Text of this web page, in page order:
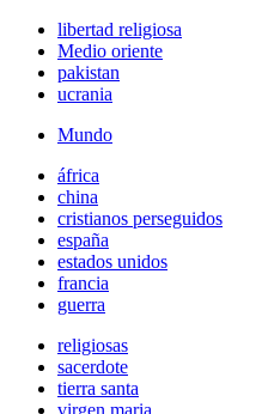
libertad religiosa
Medio oriente
pakistan
ucrania
Mundo
áfrica
china
cristianos perseguidos
españa
estados unidos
francia
guerra
religiosas
sacerdote
tierra santa
virgen maria